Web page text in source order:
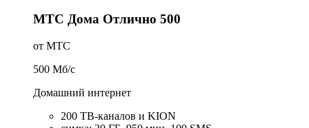
МТС Дома Отлично 500
от МТС
500 Мб/c
Домашний интернет
200 ТВ-каналов и KION